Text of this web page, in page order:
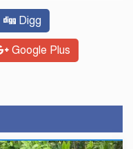
Digg
Google Plus